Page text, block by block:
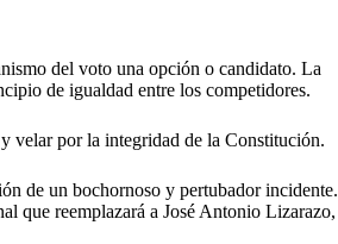
del voto una opción o candidato. La
de igualdad entre los competidores.
velar por la integridad de la Constitución.
de un bochornoso y pertubador incidente.
que reemplazará a José Antonio Lizarazo,